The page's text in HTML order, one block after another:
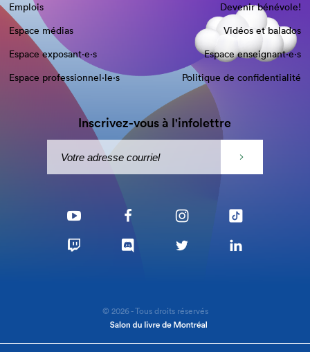
Emplois
Devenir bénévole!
Espace médias
Vidéos et balados
Espace exposant·e⋅s
Espace enseignant·e⋅s
Espace professionnel·le⋅s
Politique de confidentialité
Inscrivez-vous à l'infolettre
© 2026 - Tous droits réservés